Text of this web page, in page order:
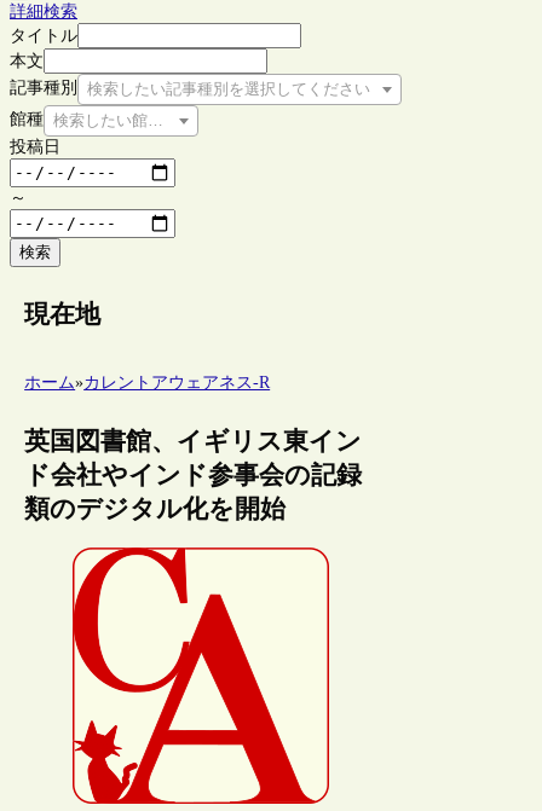
詳細検索
タイトル
本文
記事種別
検索したい記事種別を選択してください
館種 検索したい館種を選択してください
投稿日
～
検索
現在地
ホーム»カレントアウェアネス-R
英国図書館、イギリス東イン
ド会社やインド参事会の記録
類のデジタル化を開始